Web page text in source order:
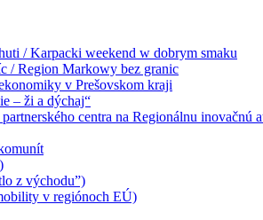
/ Karpacki weekend w dobrym smaku
/ Region Markowy bez granic
v Prešovskom kraji
– ži a dýchaj“
centra na Regionálnu inovačnú
z východu”)
v regiónoch EÚ)